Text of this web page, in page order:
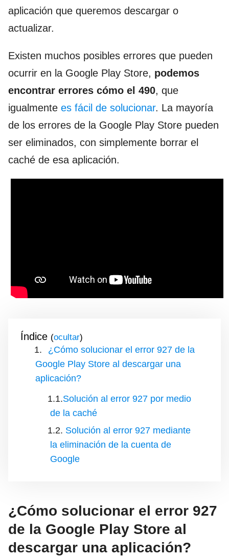
aplicación que queremos descargar o
actualizar.
Existen muchos posibles errores que pueden
ocurrir en la Google Play Store, podemos
encontrar errores cómo el 490, que
igualmente es fácil de solucionar. La mayoría
de los errores de la Google Play Store pueden
ser eliminados, con simplemente borrar el
caché de esa aplicación.
Índice ( )
¿Cómo solucionar el error 927 de la
Google Play Store al descargar una
aplicación?
Solución al error 927 por medio
de la caché
Solución al error 927 mediante
la eliminación de la cuenta de
Google
¿Cómo solucionar el error 927
de la Google Play Store al
descargar una aplicación?